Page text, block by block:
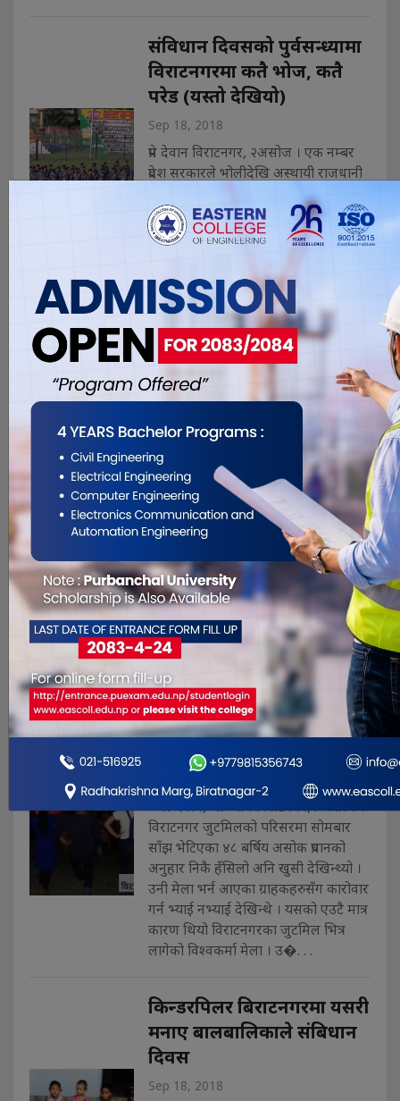
स‌ंविधान दिवसको पुर्वसन्ध्यामा
विराटनगरमा कतै भोज, कतै
परेड (यस्तो देखियो)
Sep 18, 2018
प्रेम देवान विराटनगर, २असोज । एक नम्बर
प्रदेश सरकारले भोलीदेखि अस्थायी राजधानी
विराटनगरमा ३ दिनसम्म संविधान दिवस
मनाउने तयारी छ । पहिलो पटक प्रदेश
सरकारले भब्य रुपमा संबिधान दिवस
२०७२ लाई पहिलो पटक बिशेष कार्यक्रमको
आयोजना गरी प्रदेश सरकारले संबिधानको
बारेमा . . .
३८ क्विन्टल सुन तस्करी : उच्च
अदालत विराटनगरद्वारा एसपी
खनाललाई सादा तारेखमा रिहा
Sep 18, 2018
विराटनगर, २ असोज । उच्च अदालत
विराटनगरले निलम्बित एसपी खनाललाई
तारेखमा रिहा गर्न आदेश दिएको हो । साढे
३३ किलो सहितको ३८ क्विन्टल सुन तस्करी
प्रकरण र मोरङ उर्लावारीका सनम शाक्यको
हत्या प्रकरणमा जिल्ला अदालतको
आदेशअनुसार थुनामा रहेका प्रहरीका
निलम्बित एसपी विकासराज खनाल तारेखमा
रिहा भएका हुन् । उच्च �. . .
विराटनगर जुटमिलमा एक
दशकपछि देखिएको रङ्गिन साँझ
(फोटो फिचर सहित )
प्रेम देवान, आेबी । विराटनगर,२ असोज ।
विराटनगर जुटमिलको परिसरमा सोमबार
साँझ भेटिएका ४८ बर्षिय असोक प्रधानको
अनुहार निकै हँसिलो अनि खुसी देखिन्थ्यो ।
उनी मेला भर्न आएका ग्राहकहरुसँग कारोवार
गर्न भ्याई नभ्याई देखिन्थे । यसको एउटै मात्र
कारण थियो विराटनगरका जुटमिल भित्र
लागेको विश्वकर्मा मेला । उ�. . .
किन्डरपिलर बिराटनगरमा यसरी
मनाए बालबालिकाले संबिधान
दिवस
Sep 18, 2018